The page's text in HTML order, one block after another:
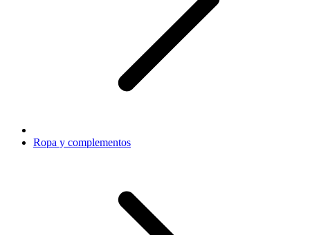
Ropa y complementos